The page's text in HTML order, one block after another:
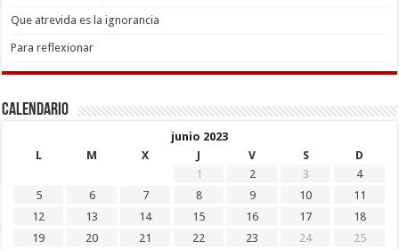
Que atrevida es la ignorancia
Para reflexionar
Calendario
junio 2023
L
M X J V S
D
1
2 3
4
5
6 7 8 9 10
11
12
13 14 15 16 17
18
19
20 21 22 23 24
25